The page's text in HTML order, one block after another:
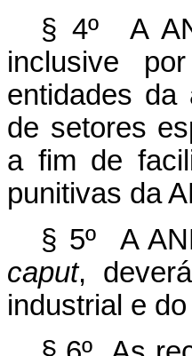
§ 4º A
inclusive
entidades da
de setores
a fim de
punitivas da
§ 5º A
caput,
industrial e